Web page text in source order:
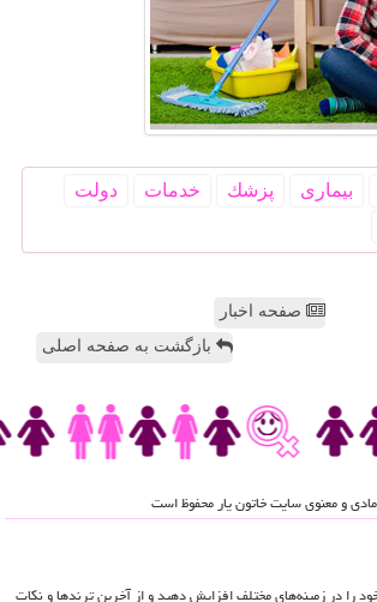
بیماری پزشك خدمات
دولت
صفحه اخبار
بازگشت به صفحه اصلی
را در زمینه‌های مختلف افزایش دهید و از آخرین ترندها و نکات